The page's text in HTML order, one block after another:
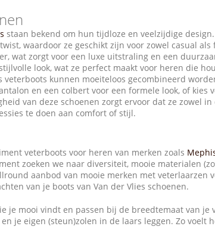
staan bekend om hun tijdloze en veelzijdige
waardoor ze geschikt zijn voor zowel casual
wat zorgt voor een luxe uitstraling en een
look, wat ze perfect maakt voor heren die
veterboots kunnen moeiteloos gecombineerd
en een colbert voor een formele look, of kies
van deze schoenen zorgt ervoor dat ze zowel
te doen aan comfort of stijl.
veterboots voor heren van merken zoals
zoeken we naar diversiteit, mooie materialen
aanbod van mooie merken met veterlaarzen
van je boots van Van der Vlies schoenen.
je mooi vindt en passen bij de breedtemaat van
je eigen (steun)zolen in de laars leggen. Zo